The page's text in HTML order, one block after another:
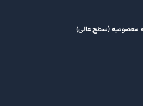
معصومیه‌ (سطح عالی)